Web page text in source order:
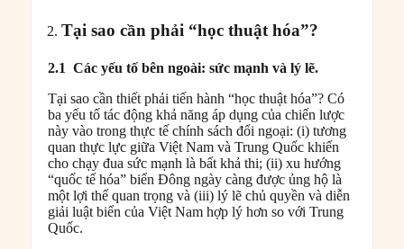
Tại sao cần phải “học thuật hóa”?
2.1Các yếu tố bên ngoài: sức mạnh và lý lẽ.
Tại sao cần thiết phải tiến hành “học thuật hóa”? Có
ba yếu tố tác động khả năng áp dụng của chiến lược
này vào trong thực tế chính sách đối ngoại: (i) tương
quan thực lực giữa Việt Nam và Trung Quốc khiến
cho chạy đua sức mạnh là bất khả thi; (ii) xu hướng
“quốc tế hóa” biển Đông ngày càng được ủng hộ là
một lợi thế quan trọng và (iii) lý lẽ chủ quyền và diễn
giải luật biển của Việt Nam hợp lý hơn so với Trung
Quốc.